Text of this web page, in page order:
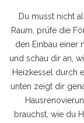
Du musst nicht
Raum, prüfe die
den Einbau einer
und schau dir an,
Heizkessel durch
unten zeigt dir
brauchst, wie du